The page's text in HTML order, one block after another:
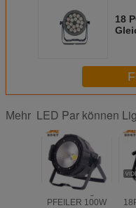
18
Mehr LED Par können
Hochwertiger
PFEILER 100W